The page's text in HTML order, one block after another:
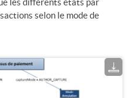
selon le mode de